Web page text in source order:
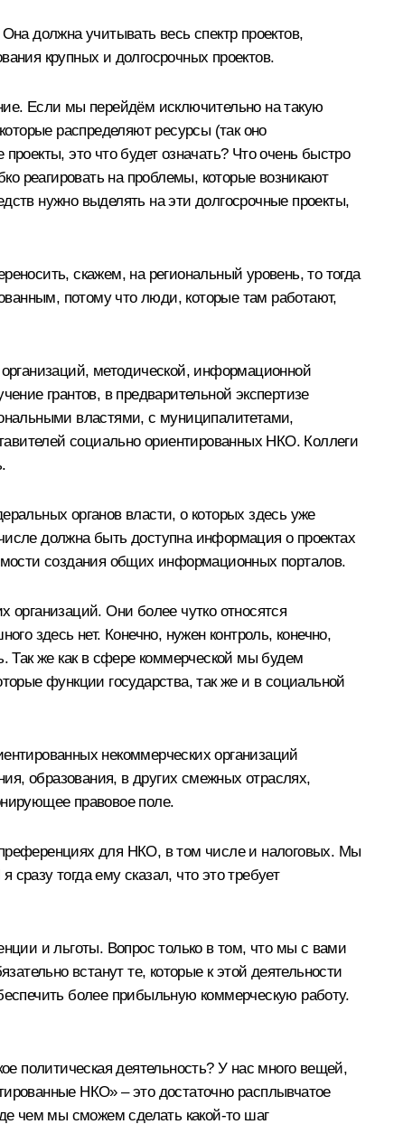
должна учитывать весь спектр проектов,
крупных и долгосрочных проектов.
Если мы перейдём исключительно на такую
распределяют ресурсы (так оно
это что будет означать? Что очень быстро
реагировать на проблемы, которые возникают
нужно выделять на эти долгосрочные проекты,
скажем, на региональный уровень, то тогда
потому что люди, которые там работают,
организаций, методической, информационной
грантов, в предварительной экспертизе
властями, с муниципалитетами,
социально ориентированных НКО. Коллеги
органов власти, о которых здесь уже
должна быть доступна информация о проектах
создания общих информационных порталов.
Они более чутко относятся
здесь нет. Конечно, нужен контроль, конечно,
Так же как в сфере коммерческой мы будем
функции государства, так же и в социальной
некоммерческих организаций
образования, в других смежных отраслях,
правовое поле.
для НКО, в том числе и налоговых. Мы
тогда ему сказал, что это требует
и льготы. Вопрос только в том, что мы с вами
встанут те, которые к этой деятельности
более прибыльную коммерческую работу.
политическая деятельность? У нас много вещей,
НКО» – это достаточно расплывчатое
чем мы сможем сделать какой‑то шаг